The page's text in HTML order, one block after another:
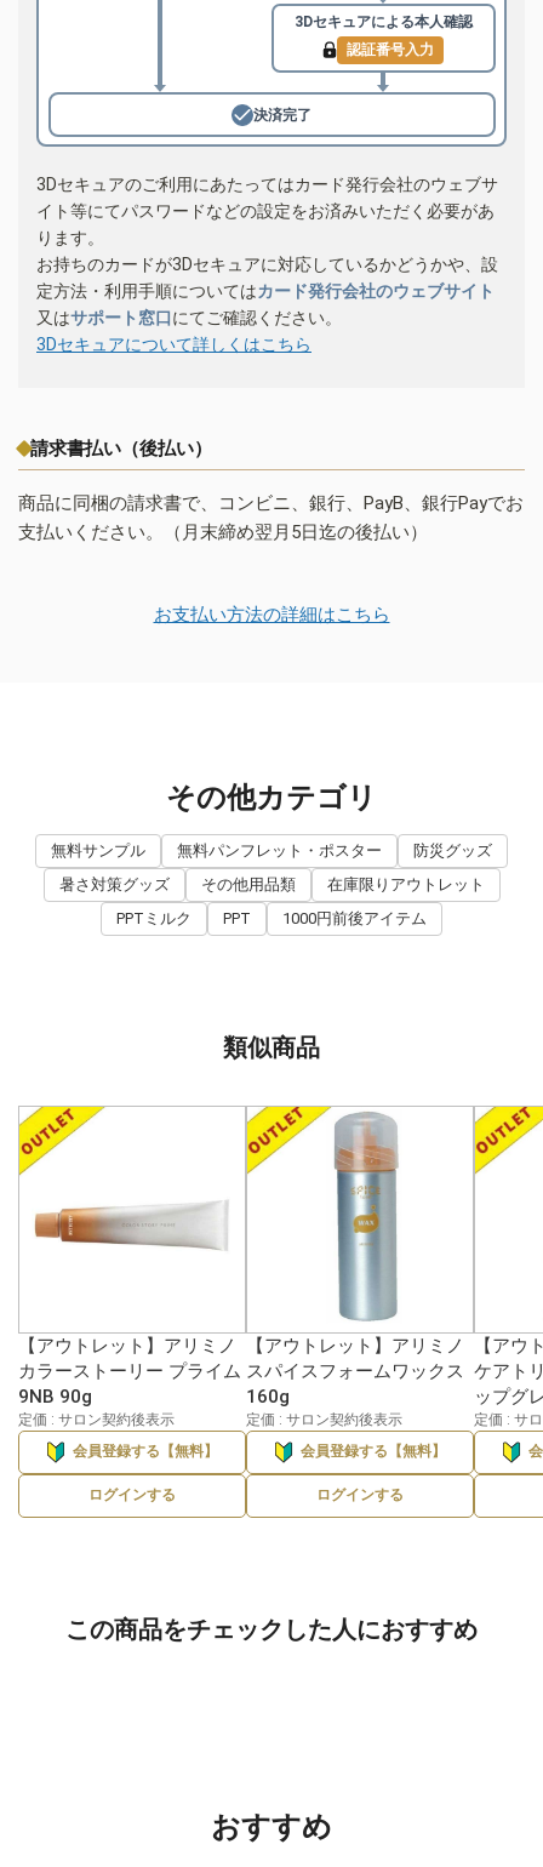
3Dセキュアによる本人確認
認証番号入力
決済完了
3Dセキュアのご利用にあたってはカード発行会社のウェブサ
イト等にてパスワードなどの設定をお済みいただく必要があ
ります。
お持ちのカードが3Dセキュアに対応しているかどうかや、設
定方法・利用手順についてはカード発行会社のウェブサイト
又はサポート窓口にてご確認ください。
3Dセキュアについて詳しくはこちら
請求書払い（後払い）
商品に同梱の請求書で、コンビニ、銀行、PayB、銀行Payでお
支払いください。（月末締め翌月5日迄の後払い）
お支払い方法の詳細はこちら
その他カテゴリ
無料サンプル 無料パンフレット・ポスター
防災グッズ
暑さ対策グッズ
その他用品類
在庫限りアウトレット
PPTミルク
PPT 1000円前後アイテム
類似商品
【アウトレット】アリミノ
カラーストーリー プライム
9NB 90g
定価 : サロン契約後表示
会員登録する【無料】
ログインする
【アウトレット】アリミノ
スパイスフォームワックス
160g
定価 : サロン契約後表示
会員登録する【無料】
ログインする
【アウ
ケアト
ップグ
定価 : サ
この商品をチェックした人におすすめ
おすすめ